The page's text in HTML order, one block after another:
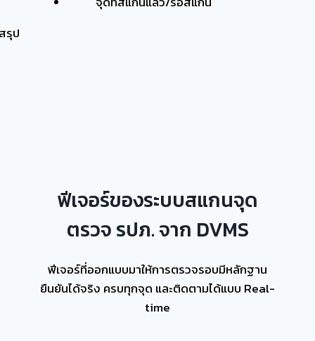
ฟีเจอร์ของระบบสแกนจุด
ตรวจ รปภ. จาก DVMS
ฟีเจอร์ที่ออกแบบมาให้การตรวจรอบมีหลักฐาน
ยืนยันได้จริง ครบทุกจุด และติดตามได้แบบ Real-
time